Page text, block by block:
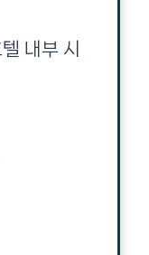
내부 시